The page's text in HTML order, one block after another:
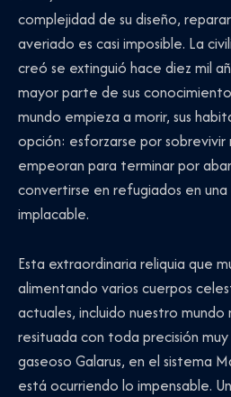
complejidad de su diseño,
averiado es casi imposible. La
creó se extinguió hace diez mil
mayor parte de sus
mundo empieza a morir, sus
opción: esforzarse por sobrevivir
empeoran para terminar por
convertirse en refugiados en
implacable.
Esta extraordinaria reliquia que
alimentando varios cuerpos
actuales, incluido nuestro mundo
resituada con toda precisión
gaseoso Galarus, en el sistema
está ocurriendo lo impensable.